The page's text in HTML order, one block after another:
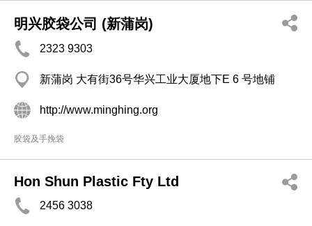
明兴胶袋公司 (新蒲岗)
2323 9303
新蒲岗 大有街36号华兴工业大厦地下E 6 号地铺
http://www.minghing.org
胶袋及手挽袋
Hon Shun Plastic Fty Ltd
2456 3038